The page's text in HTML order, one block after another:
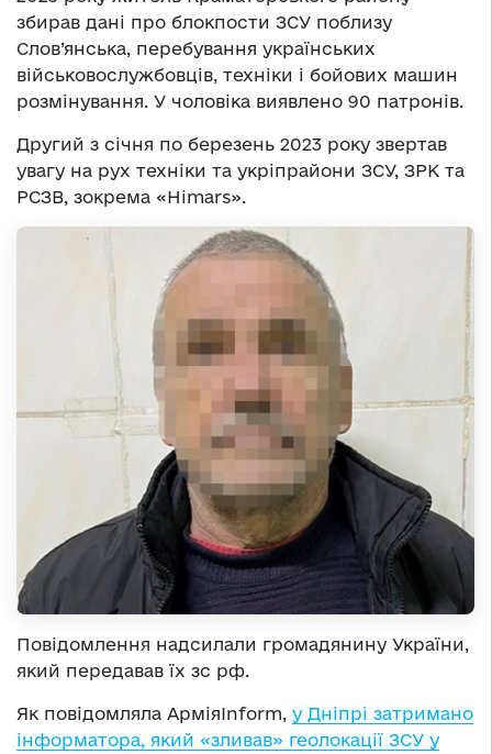
збирав дані про блокпости ЗСУ поблизу
Слов’янська, перебування українських
військовослужбовців, техніки і бойових машин
розмінування. У чоловіка виявлено 90 патронів.
Другий з січня по березень 2023 року звертав
увагу на рух техніки та укріпрайони ЗСУ, ЗРК та
РСЗВ, зокрема «Himars».
Повідомлення надсилали громадянину України,
який передавав їх зс рф.
Як повідомляла АрміяInform, у Дніпрі затримано
інформатора, який «зливав» геолокації ЗСУ у